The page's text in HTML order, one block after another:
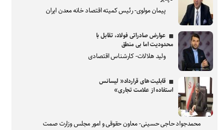
پیمان مولوی- رئیس کمیته اقتصاد خانه معدن ایران
عوارض صادراتی فولاد، تقابل با
محدودیت اما بی منطق
ولید هلالات- کارشناس اقتصادی
قابلیت های قرارداد« لیسانس
استفاده از علامت تجاری»
محمدجواد حاجی حسینی- معاون حقوقی و امور مجلس وزارت صمت